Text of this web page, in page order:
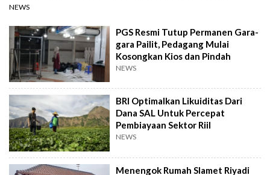
NEWS
PGS Resmi Tutup Permanen Gara-
gara Pailit, Pedagang Mulai
Kosongkan Kios dan Pindah
NEWS
BRI Optimalkan Likuiditas Dari
Dana SAL Untuk Percepat
Pembiayaan Sektor Riil
NEWS
Menengok Rumah Slamet Riyadi